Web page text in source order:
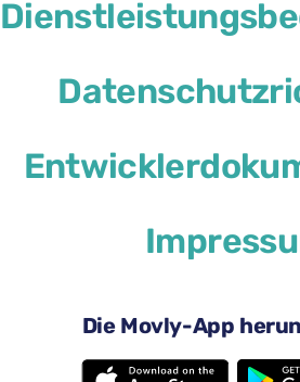
Die Movly-App
4 Türen
Rückfahrkamera
Praktische